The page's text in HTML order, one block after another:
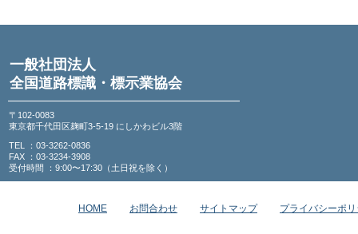
一般社団法人
全国道路標識・標示業協会
〒102-0083
東京都千代田区麹町3-5-19 にしかわビル3階
TEL ：03-3262-0836
FAX ：03-3234-3908
受付時間 ：9:00〜17:30（土日祝を除く）
HOME お問合わせ サイトマップ プライバシーポ